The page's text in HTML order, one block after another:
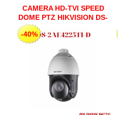
CAMERA HD-TVI SPEED
DOME PTZ HIKVISION DS-
-40%